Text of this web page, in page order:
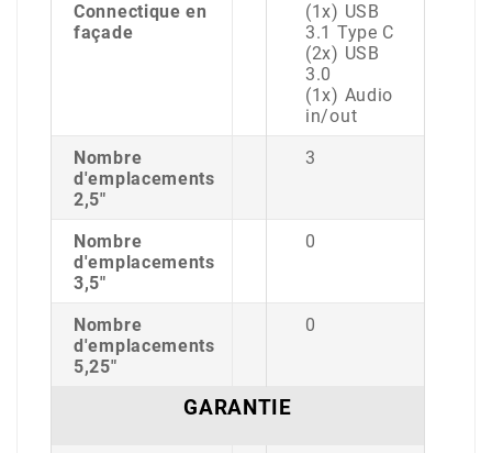
Connectique en
façade
(1x) USB
3.1 Type C
(2x) USB
3.0
(1x) Audio
in/out
Nombre
d'emplacements
2,5"
3
Nombre
d'emplacements
3,5"
0
Nombre
d'emplacements
5,25"
0
GARANTIE